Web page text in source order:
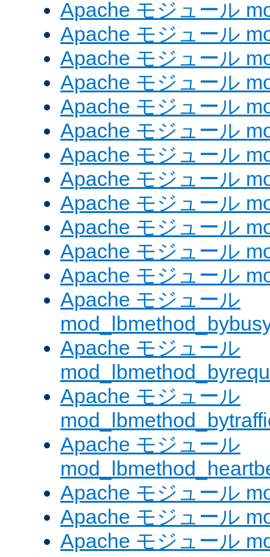
Apache モジュール
Apache モジュール
Apache モジュール
Apache モジュール
Apache モジュール
Apache モジュール
Apache モジュール
Apache モジュール
Apache モジュール
Apache モジュール
Apache モジュール
Apache モジュール
Apache モジュール
Apache モジュール
Apache モジュール
Apache モジュール
Apache モジュール
Apache モジュール
Apache モジュール